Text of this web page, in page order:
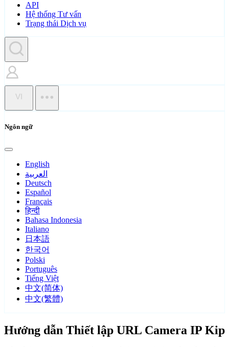
API
Hệ thống Tư vấn
Trạng thái Dịch vụ
VI
Ngôn ngữ
English
العربية
Deutsch
Español
Français
हिन्दी
Bahasa Indonesia
Italiano
日本語
한국어
Polski
Português
Tiếng Việt
中文(简体)
中文(繁體)
Hướng dẫn Thiết lập URL Camera IP Kip